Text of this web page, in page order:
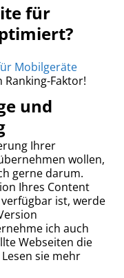
für
Mobilgeräte
Faktor!
und
Ihrer
wollen,
gerne darum.
Ihres Content
ist, werde
ich auch
Webseiten die
sie mehr